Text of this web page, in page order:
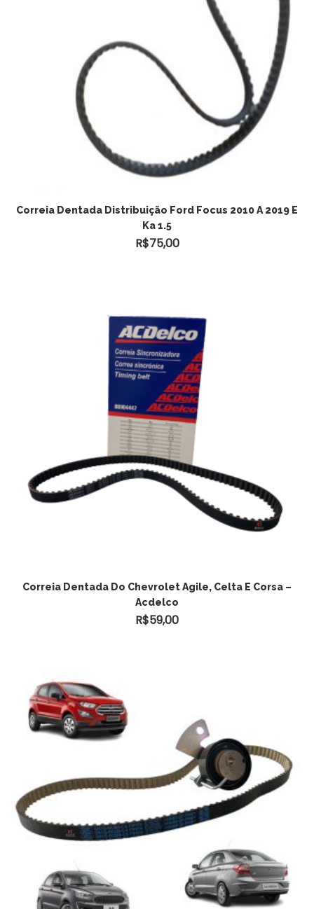
Correia Dentada Distribuição Ford Focus 2010 A 2019 E
Ka 1.5
R$75,00
Correia Dentada Do Chevrolet Agile, Celta E Corsa –
Acdelco
R$59,00